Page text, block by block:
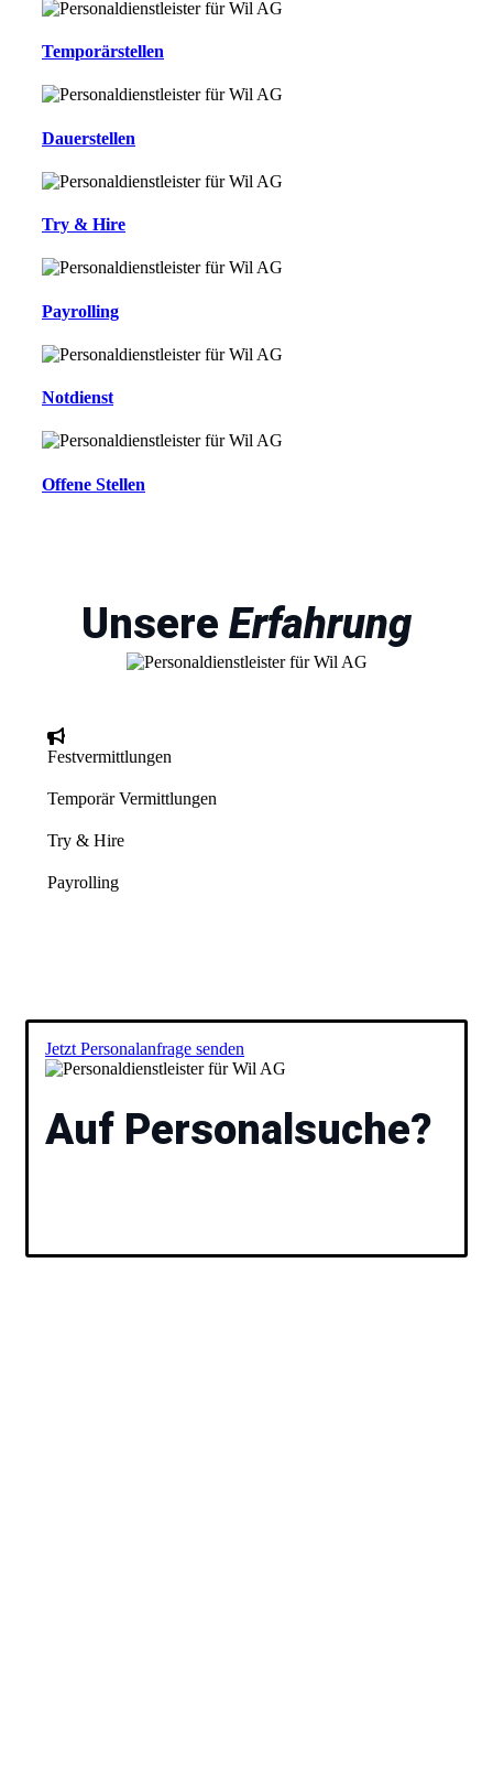
Temporärstellen
Dauerstellen
Try & Hire
Payrolling
Notdienst
Offene Stellen
Unsere Erfahrung
Festvermittlungen
Temporär Vermittlungen
Try & Hire
Payrolling
Jetzt Personalanfrage senden
Auf Personalsuche?